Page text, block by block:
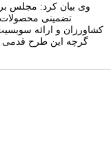
وی بیان کرد: مجلس
تضمینی
کشاورزان و ارائه
گرچه این طرح قدمی